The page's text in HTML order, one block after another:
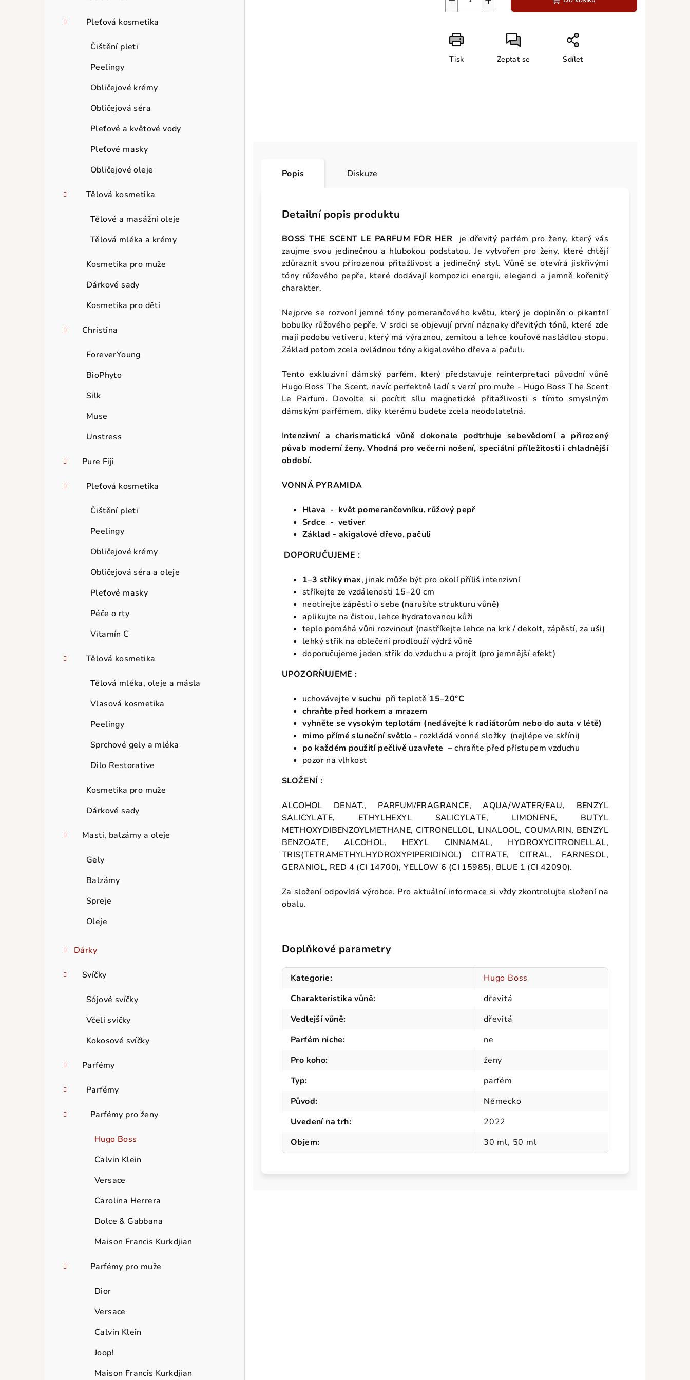
Pleťová kosmetika
Čištění pleti
Peelingy
Obličejové krémy
Obličejová séra
Pleťové a květové vody
Pleťové masky
Obličejové oleje
Tělová kosmetika
Tělové a masážní oleje
Tělová mléka a krémy
Kosmetika pro muže
Dárkové sady
Kosmetika pro děti
Christina
ForeverYoung
BioPhyto
Silk
Muse
Unstress
Pure Fiji
Pleťová kosmetika
Čištění pleti
Peelingy
Obličejové krémy
Obličejová séra a oleje
Pleťové masky
Péče o rty
Vitamín C
Tělová kosmetika
Tělová mléka, oleje a másla
Vlasová kosmetika
Peelingy
Sprchové gely a mléka
Dilo Restorative
Kosmetika pro muže
Dárkové sady
Masti, balzámy a oleje
Gely
Balzámy
Spreje
Oleje
Dárky
Svíčky
Sójové svíčky
Včelí svíčky
Kokosové svíčky
Parfémy
Parfémy
Parfémy pro ženy
Hugo Boss
Calvin Klein
Versace
Carolina Herrera
Dolce & Gabbana
Maison Francis Kurkdjian
Parfémy pro muže
Dior
Versace
Calvin Klein
Joop!
Maison Francis Kurkdjian
Tisk Zeptat se Sdílet
Popis Diskuze
Detailní popis produktu
BOSS THE SCENT LE PARFUM FOR HER je dřevitý parfém pro ženy, který vás
zaujme svou jedinečnou a hlubokou podstatou. Je vytvořen pro ženy, které chtějí
zdůraznit svou přirozenou přitažlivost a jedinečný styl. Vůně se otevírá jiskřivými
tóny růžového pepře, které dodávají kompozici energii, eleganci a jemně kořenitý
charakter.
Nejprve se rozvoní jemné tóny pomerančového květu, který je doplněn o pikantní
bobulky růžového pepře. V srdci se objevují první náznaky dřevitých tónů, které zde
mají podobu vetiveru, který má výraznou, zemitou a lehce kouřově nasládlou stopu.
Základ potom zcela ovládnou tóny akigalového dřeva a pačuli.
Tento exkluzivní dámský parfém, který představuje reinterpretaci původní vůně
Hugo Boss The Scent, navíc perfektně ladí s verzí pro muže - Hugo Boss The Scent
Le Parfum. Dovolte si pocítit sílu magnetické přitažlivosti s tímto smyslným
dámským parfémem, díky kterému budete zcela neodolatelná.
Intenzivní a charismatická vůně dokonale podtrhuje sebevědomí a přirozený
půvab moderní ženy. Vhodná pro večerní nošení, speciální příležitosti i chladnější
období.
VONNÁ PYRAMIDA
Hlava - květ pomerančovníku, růžový pepř
Srdce - vetiver
Základ - akigalové dřevo, pačuli
DOPORUČUJEME :
1–3 střiky max, jinak může být pro okolí příliš intenzivní
stříkejte ze vzdálenosti 15–20 cm
neotírejte zápěstí o sebe (narušíte strukturu vůně)
aplikujte na čistou, lehce hydratovanou kůži
teplo pomáhá vůni rozvinout (nastříkejte lehce na krk / dekolt, zápěstí, za uši)
lehký střik na oblečení prodlouží výdrž vůně
doporučujeme jeden střik do vzduchu a projít (pro jemnější efekt)
UPOZORŇUJEME :
uchovávejte v suchu při teplotě 15–20°C
chraňte před horkem a mrazem
vyhněte se vysokým teplotám (nedávejte k radiátorům nebo do auta v létě)
mimo přímé sluneční světlo - rozkládá vonné složky (nejlépe ve skříni)
po každém použití pečlivě uzavřete – chraňte před přístupem vzduchu
pozor na vlhkost
SLOŽENÍ :
ALCOHOL DENAT., PARFUM/FRAGRANCE, AQUA/WATER/EAU, BENZYL
SALICYLATE, ETHYLHEXYL SALICYLATE, LIMONENE, BUTYL
METHOXYDIBENZOYLMETHANE, CITRONELLOL, LINALOOL, COUMARIN, BENZYL
BENZOATE, ALCOHOL, HEXYL CINNAMAL, HYDROXYCITRONELLAL,
TRIS(TETRAMETHYLHYDROXYPIPERIDINOL) CITRATE, CITRAL, FARNESOL,
GERANIOL, RED 4 (CI 14700), YELLOW 6 (CI 15985), BLUE 1 (CI 42090).
Za složení odpovídá výrobce. Pro aktuální informace si vždy zkontrolujte složení na
obalu.
Doplňkové parametry
Kategorie:
Hugo Boss
Charakteristika vůně:
dřevitá
Vedlejší vůně:
dřevitá
Parfém niche:
ne
Pro koho:
ženy
Typ:
parfém
Původ:
Německo
Uvedení na trh:
2022
Objem: 30 ml, 50 ml